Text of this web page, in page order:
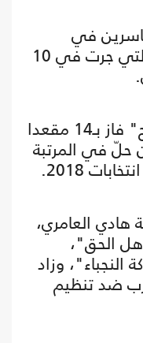
في
الانتخابات البرلمانية الأخيرة التي جرت في 10
ووفق نتائج أولية، فإن "الفتح" فاز بـ14 مقعدا
بعد أن حلّ في المرتبة
هادي العامري،
الحق"،
وزاد
ضد تنظيم